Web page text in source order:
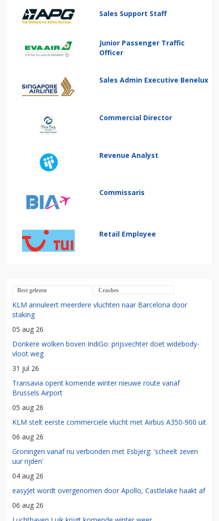
Sales Support Staff
Junior Passenger Traffic
Officer
Sales Admin Executive Benelux
Commercial Director
Revenue Analyst
Commissaris
Retail Employee
Best gelezen Crashes
KLM annuleert meerdere vluchten naar Barcelona door
staking
05 aug 26
Donkere wolken boven IndiGo: prijsvechter doet widebody-
vloot weg
31 jul 26
Transavia opent komende winter nieuwe route vanaf
Brussels Airport
05 aug 26
KLM stelt eerste commerciële vlucht met Airbus A350-900 uit
06 aug 26
Groningen vanaf nu verbonden met Esbjerg: 'scheelt zeven
uur rijden'
04 aug 26
easyJet wordt overgenomen door Apollo, Castlelake haakt af
06 aug 26